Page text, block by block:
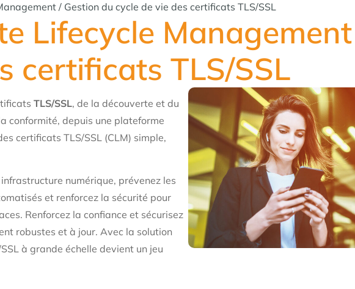
/ Gestion du cycle de vie des certificats TLS/SSL
Lifecycle
certificats TLS/SSL
TLS/SSL, de la découverte et du
conformité, depuis une plateforme
certificats TLS/SSL (CLM) simple,
numérique, prévenez les
et renforcez la sécurité pour
Renforcez la confiance et sécurisez
robustes et à jour. Avec la solution
à grande échelle devient un jeu